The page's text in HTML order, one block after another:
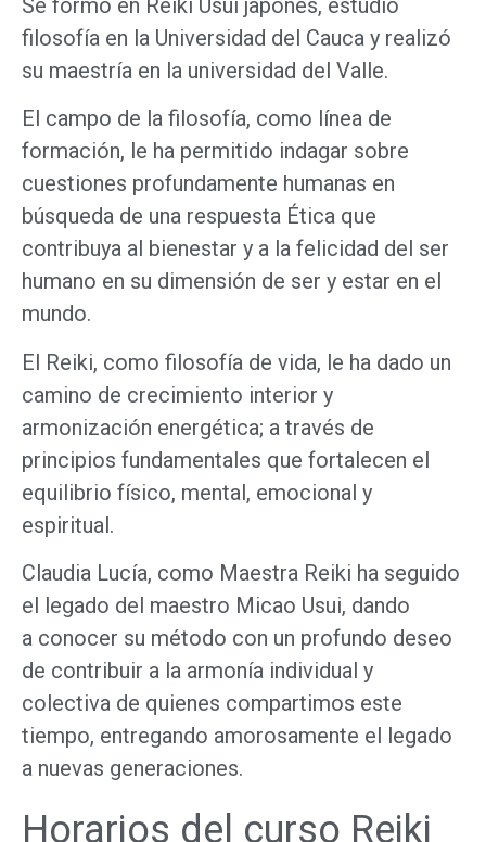
Se formó en Reiki Usui japonés, estudió
filosofía en la Universidad del Cauca y realizó
su maestría en la universidad del Valle.
El campo de la filosofía, como línea de
formación, le ha permitido indagar sobre
cuestiones profundamente humanas en
búsqueda de una respuesta Ética que
contribuya al bienestar y a la felicidad del ser
humano en su dimensión de ser y estar en el
mundo.
El Reiki, como filosofía de vida, le ha dado un
camino de crecimiento interior y
armonización energética; a través de
principios fundamentales que fortalecen el
equilibrio físico, mental, emocional y
espiritual.
Claudia Lucía, como Maestra Reiki ha seguido
el legado del maestro Micao Usui, dando
a conocer su método con un profundo deseo
de contribuir a la armonía individual y
colectiva de quienes compartimos este
tiempo, entregando amorosamente el legado
a nuevas generaciones.
Horarios del curso Reiki